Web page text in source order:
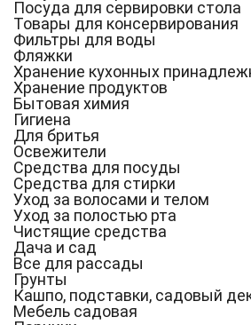
Посуда для сервировки стола
Товары для консервирования
Фильтры для воды
Фляжки
Хранение кухонных
Хранение продуктов
Бытовая химия
Гигиена
Для бритья
Освежители
Средства для посуды
Средства для стирки
Уход за волосами и телом
Уход за полостью рта
Чистящие средства
Дача и сад
Все для рассады
Грунты
Кашпо, подставки, садовый
Мебель садовая